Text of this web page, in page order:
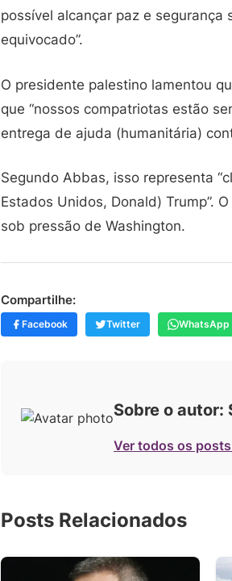
possível alcançar paz e
equivocado”.
O presidente palestino lamentou
que “nossos compatriotas estão
entrega de ajuda (humanitária)
Segundo Abbas, isso representa
Estados Unidos, Donald) Trump”.
sob pressão de Washington.
Compartilhe:
Facebook Twitter WhatsApp
Sobre o autor:
Ver todos os
Posts Relacionados